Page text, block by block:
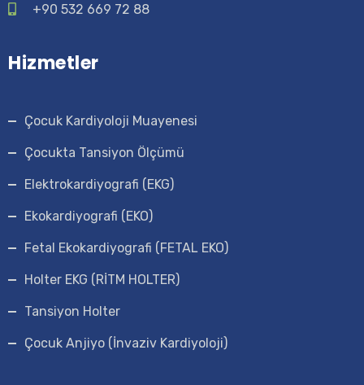
+90 532 669 72 88
Hizmetler
Çocuk Kardiyoloji Muayenesi
Çocukta Tansiyon Ölçümü
Elektrokardiyografi (EKG)
Ekokardiyografi (EKO)
Fetal Ekokardiyografi (FETAL EKO)
Holter EKG (RİTM HOLTER)
Tansiyon Holter
Çocuk Anjiyo (İnvaziv Kardiyoloji)